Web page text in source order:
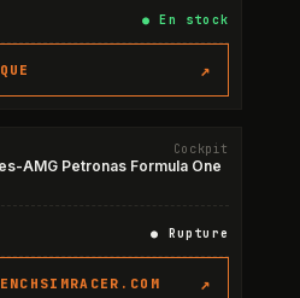
●En stock
↗
Cockpit
AMG Petronas Formula One
● Rupture
↗